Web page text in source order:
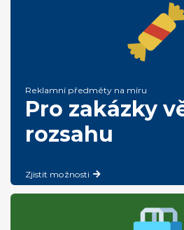
Reklamní předměty na míru
Pro zakázky
rozsahu
Zjistit možnosti